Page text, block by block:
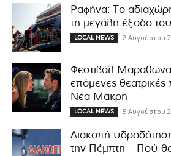
Ραφήνα: Το
τη μεγάλη έξοδο
LOCAL NEWS 2 Αυγούστου
Φεστιβάλ
επόμενες θεατρικές
Νέα Μάκρη
LOCAL NEWS 5 Αυγούστου
Διακοπή
την Πέμπτη – Πού